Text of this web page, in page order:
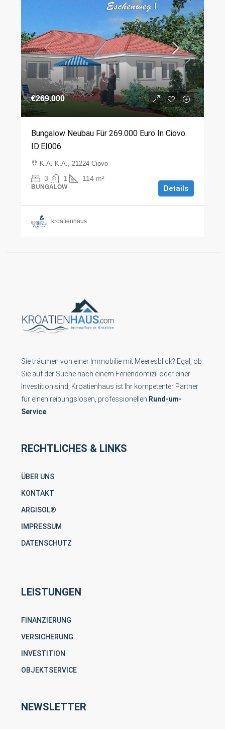
€269.000
Bungalow Neubau Für 269.000 Euro In Ciovo.
ID:EI006
K.A. K.A., 21224 Ciovo
3 1 114 m²
BUNGALOW Details
kroatienhaus
Sie träumen von einer Immobilie mit Meeresblick? Egal, ob
Sie auf der Suche nach einem Feriendomizil oder einer
Investition sind, Kroatienhaus ist Ihr kompetenter Partner
für einen reibungslosen, professionellen Rund-um-
Service
RECHTLICHES & LINKS
ÜBER UNS
KONTAKT
ARGISOL®
IMPRESSUM
DATENSCHUTZ
LEISTUNGEN
FINANZIERUNG
VERSICHERUNG
INVESTITION
OBJEKTSERVICE
NEWSLETTER